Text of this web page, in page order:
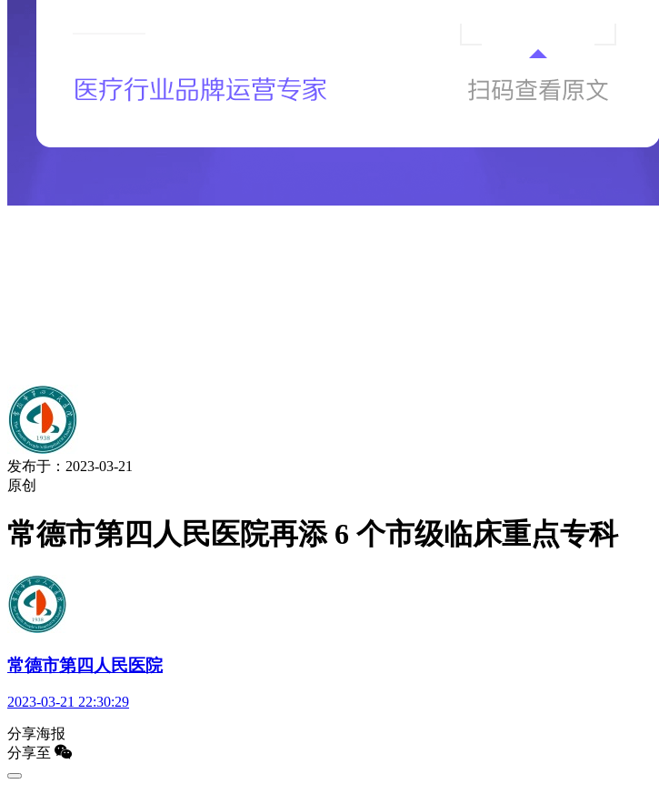
发布于：2023-03-21
原创
常德市第四人民医院再添 6 个市级临床重点专科
常德市第四人民医院
2023-03-21 22:30:29
分享海报
分享至